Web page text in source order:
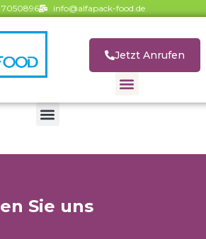
7050896 info@alfapack-food.de
Jetzt Anrufen
Sie uns